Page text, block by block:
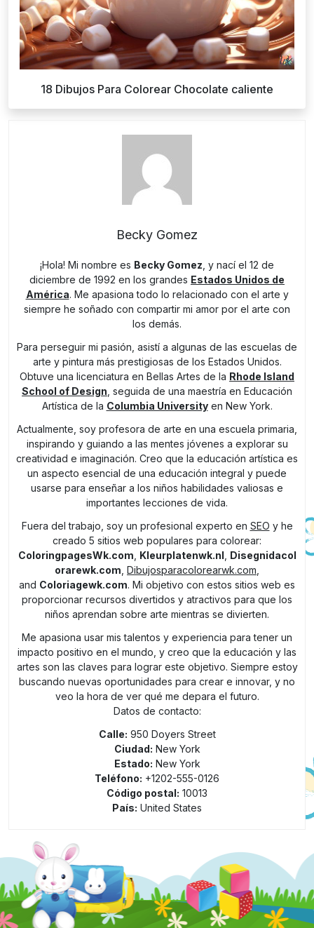
18 Dibujos Para Colorear Chocolate caliente
Becky Gomez
¡Hola! Mi nombre es Becky Gomez , y nací el 12 de
diciembre de 1992 en los grandes Estados Unidos de
América. Me apasiona todo lo relacionado con el arte y
siempre he soñado con compartir mi amor por el arte con
los demás.
Para perseguir mi pasión, asistí a algunas de las escuelas de
arte y pintura más prestigiosas de los Estados Unidos.
Obtuve una licenciatura en Bellas Artes de la Rhode Island
School of Design , seguida de una maestría en Educación
Artística de la Columbia Universityen New York.
Actualmente, soy profesora de arte en una escuela primaria,
inspirando y guiando a las mentes jóvenes a explorar su
creatividad e imaginación. Creo que la educación artística es
un aspecto esencial de una educación integral y puede
usarse para enseñar a los niños habilidades valiosas e
importantes lecciones de vida.
Fuera del trabajo, soy un profesional experto en SEO y he
creado 5 sitios web populares para colorear:
ColoringpagesWk.com Kleurplatenwk.nl Disegnidacol
orarewk.com Dibujosparacolorearwk.com
and Coloriagewk.com. Mi objetivo con estos sitios web es
proporcionar recursos divertidos y atractivos para que los
niños aprendan sobre arte mientras se divierten.
Me apasiona usar mis talentos y experiencia para tener un
impacto positivo en el mundo, y creo que la educación y las
artes son las claves para lograr este objetivo. Siempre estoy
buscando nuevas oportunidades para crear e innovar, y no
veo la hora de ver qué me depara el futuro.
Datos de contacto:
Calle: 950 Doyers Street
Ciudad: New York
Estado: New York
Teléfono: +1202-555-0126
Código postal: 10013
País: United States